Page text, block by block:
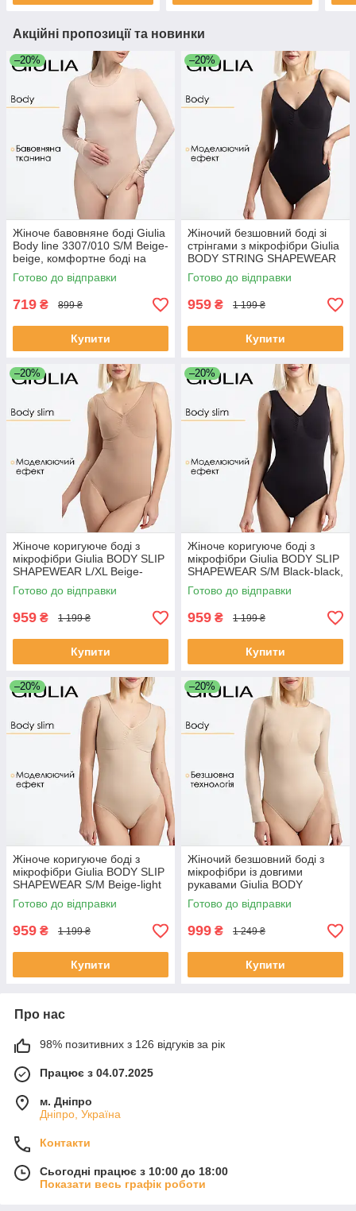
Акційні пропозиції та новинки
–20%
Жіноче бавовняне боді Giulia
Body line 3307/010 S/M Beige-
beige, комфортне боді на
кожен день
Готово до відправки
719 ₴ 899 ₴
Купити
–20%
Жіночий безшовний боді зі
стрінгами з мікрофібри Giulia
BODY STRING SHAPEWEAR
L/XL Black-black, з
моделюючим ефектом
Готово до відправки
959 ₴ 1 199 ₴
Купити
–20%
Жіноче коригуюче боді з
мікрофібри Giulia BODY SLIP
SHAPEWEAR L/XL Beige-
nude, повсякденне боді
сліпи, моделююче
Готово до відправки
959 ₴ 1 199 ₴
Купити
–20%
Жіноче коригуюче боді з
мікрофібри Giulia BODY SLIP
SHAPEWEAR S/M Black-black,
повсякденне боді сліпи, з
моделюючим ефектом
Готово до відправки
959 ₴ 1 199 ₴
Купити
–20%
Жіноче коригуюче боді з
мікрофібри Giulia BODY SLIP
SHAPEWEAR S/M Beige-light
nude, повсякденне боді
сліпи, моделююче
Готово до відправки
959 ₴ 1 199 ₴
Купити
–20%
Жіночий безшовний боді з
мікрофібри із довгими
рукавами Giulia BODY
LONGSLEEVE L/XL Beige-light
nude, базовий облягаючий
боді
Готово до відправки
999 ₴ 1 249 ₴
Купити
Про нас
98% позитивних з 126 відгуків за рік
Працює з 04.07.2025
м. Дніпро
Дніпро, Україна
Контакти
Сьогодні працює з 10:00 до 18:00
Показати весь графік роботи